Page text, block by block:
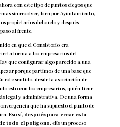
con este tipo de puntos ciegos que
sin resolver, bien por Ayuntamiento,
propietarios del suelo y después
al frente.
en que el Consistorio era
forma a los empresarios del
que configurar algo parecido a una
porque partimos de una base que
este sentido, desde la asociación de
esto con los empresarios, quién tiene
legal y administrativa. De una forma
que ha supuesto el punto de
Eso sí, después para crear esta
todo el polígono. «Es un proceso